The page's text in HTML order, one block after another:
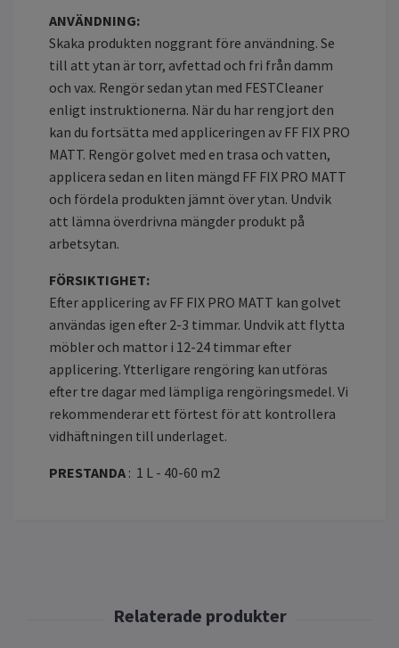
ANVÄNDNING:
Skaka produkten noggrant före användning. Se
till att ytan är torr, avfettad och fri från damm
och vax. Rengör sedan ytan med FESTCleaner
enligt instruktionerna. När du har rengjort den
kan du fortsätta med appliceringen av FF FIX PRO
MATT. Rengör golvet med en trasa och vatten,
applicera sedan en liten mängd FF FIX PRO MATT
och fördela produkten jämnt över ytan. Undvik
att lämna överdrivna mängder produkt på
arbetsytan.
FÖRSIKTIGHET:
Efter applicering av FF FIX PRO MATT kan golvet
användas igen efter 2-3 timmar. Undvik att flytta
möbler och mattor i 12-24 timmar efter
applicering. Ytterligare rengöring kan utföras
efter tre dagar med lämpliga rengöringsmedel. Vi
rekommenderar ett förtest för att kontrollera
vidhäftningen till underlaget.
PRESTANDA : 1 L - 40-60 m2